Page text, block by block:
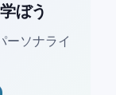
ぼう
ーソナライ